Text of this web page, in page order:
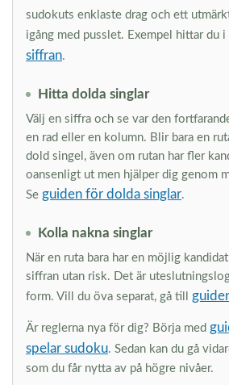
sudokuts enklaste drag och ett
igång med pusslet. Exempel hittar du i
siffran.
Hitta dolda singlar
Välj en siffra och se var den
en rad eller en kolumn. Blir bara en
dold singel, även om rutan har fler
oansenligt ut men hjälper dig genom
Se guiden för dolda singlar.
Kolla nakna singlar
När en ruta bara har en möjlig
siffran utan risk. Det är
form. Vill du öva separat, gå till
Är reglerna nya för dig? Börja med
spelar sudoku. Sedan kan du gå
som du får nytta av på högre nivåer.